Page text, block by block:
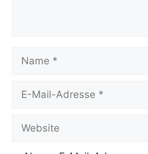
Name
Adresse
Website